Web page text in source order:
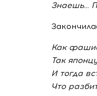
Знаешь…
Как
Так
И тогда
Что